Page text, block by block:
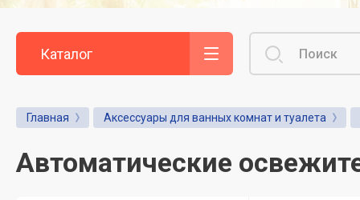
Сенсорные или автоматические
Диспенсеры для туалетной бумаги
Популярные аксессуары для гигиены.
Дозаторы для жидкого мыла
Каталог
Главная Аксессуары для ванных комнат и туалета
Автоматические